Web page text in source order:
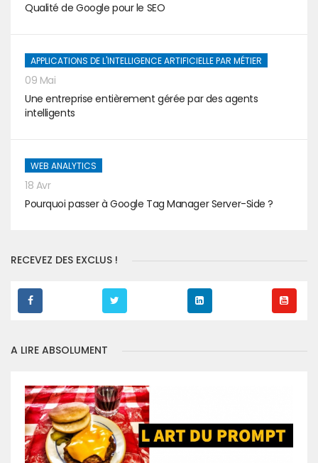
Qualité de Google pour le SEO
APPLICATIONS DE L'INTELLIGENCE ARTIFICIELLE PAR MÉTIER
09 Mai
Une entreprise entièrement gérée par des agents
intelligents
WEB ANALYTICS
18 Avr
Pourquoi passer à Google Tag Manager Server-Side ?
RECEVEZ DES EXCLUS !
A LIRE ABSOLUMENT